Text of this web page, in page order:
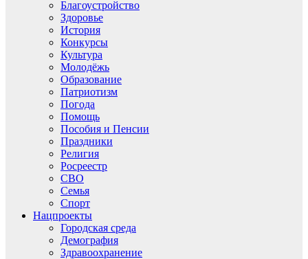
Благоустройство
Здоровье
История
Конкурсы
Культура
Молодёжь
Образование
Патриотизм
Погода
Помощь
Пособия и Пенсии
Праздники
Религия
Росреестр
СВО
Семья
Спорт
Нацпроекты
Городская среда
Демография
Здравоохранение